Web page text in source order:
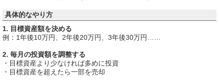
具体的なやり方
1. 目標資産額を決める
例：1年後10万円、2年後20万円、3年後30万円……
2. 毎月の投資額を調整する
・目標資産より少なければ多めに投資
・目標資産を超えたら一部を売却